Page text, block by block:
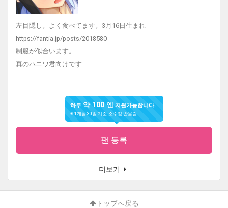
左目隠し。よく食べてます。3月16日生まれ
https://fantia.jp/posts/2018580
制服が似合います。
真のハニワ君向けです
하루약 100 엔 지원가능합니다.
※ 1개월 30일 기준, 소수점 반올림
팬 등록
더보기
トップへ戻る